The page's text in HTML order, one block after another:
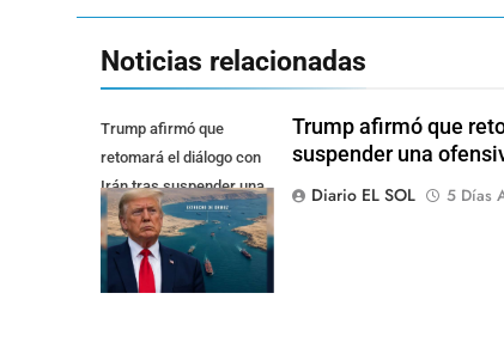
Noticias relacionadas
Trump afirmó que
retomará el diálogo con
Irán tras suspender una
ofensiva militar
Trump afirmó que
suspender una
Diario EL SOL
5 Días